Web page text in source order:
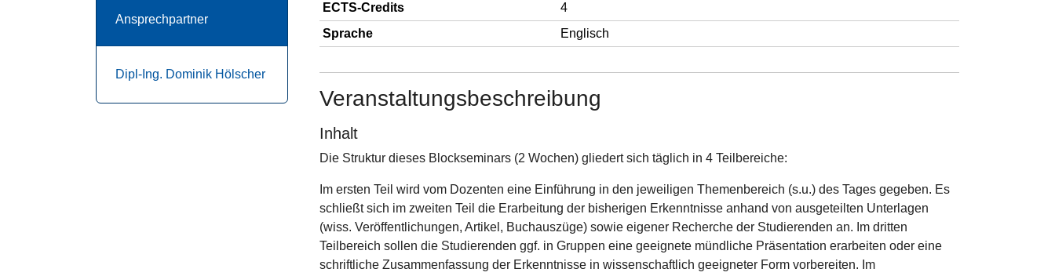
Ansprechpartner
Dipl-Ing. Dominik Hölscher
ECTS-Credits
4
Sprache
Englisch
Veranstaltungsbeschreibung
Inhalt
Die Struktur dieses Blockseminars (2 Wochen) gliedert sich täglich in 4 Teilbereiche:
Im ersten Teil wird vom Dozenten eine Einführung in den jeweiligen Themenbereich (s.u.) des Tages gegeben. Es
schließt sich im zweiten Teil die Erarbeitung der bisherigen Erkenntnisse anhand von ausgeteilten Unterlagen
(wiss. Veröffentlichungen, Artikel, Buchauszüge) sowie eigener Recherche der Studierenden an. Im dritten
Teilbereich sollen die Studierenden ggf. in Gruppen eine geeignete mündliche Präsentation erarbeiten oder eine
schriftliche Zusammenfassung der Erkenntnisse in wissenschaftlich geeigneter Form vorbereiten. Im